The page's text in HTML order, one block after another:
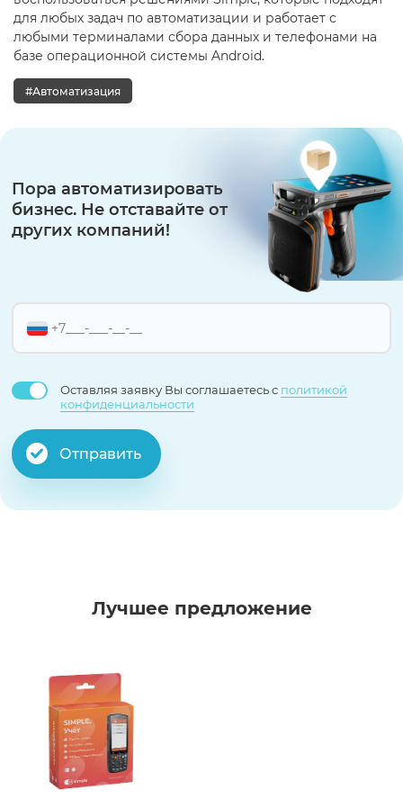
для любых задач по автоматизации и работает с
любыми терминалами сбора данных и телефонами на
базе операционной системы Android.
#Автоматизация
Пора автоматизировать
бизнес. Не отставайте от
других компаний!
Оставляя заявку Вы соглашаетесь с политикой
конфиденциальности
Отправить
Лучшее предложение